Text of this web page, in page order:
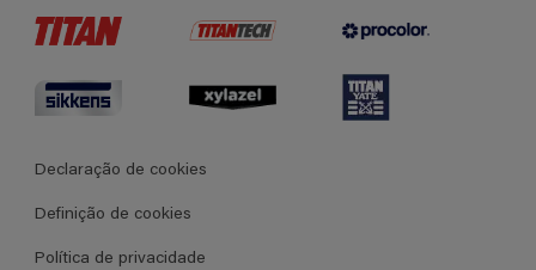
Termos e Condições Gerais de Venda
Declaração de cookies
Definição de cookies
Política de privacidade